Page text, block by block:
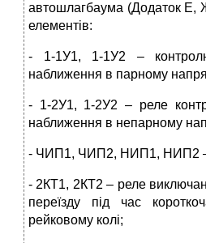
автошлагбаума (Додаток Е,
елементів:
- 1-1У1, 1-1У2 –
наближення в парному
- 1-2У1, 1-2У2 – реле
наближення в непарному
- ЧИП1, ЧИП2, НИП1, НИП2 –
- 2КТ1, 2КТ2 – реле
переїзду під час
рейковому колі;